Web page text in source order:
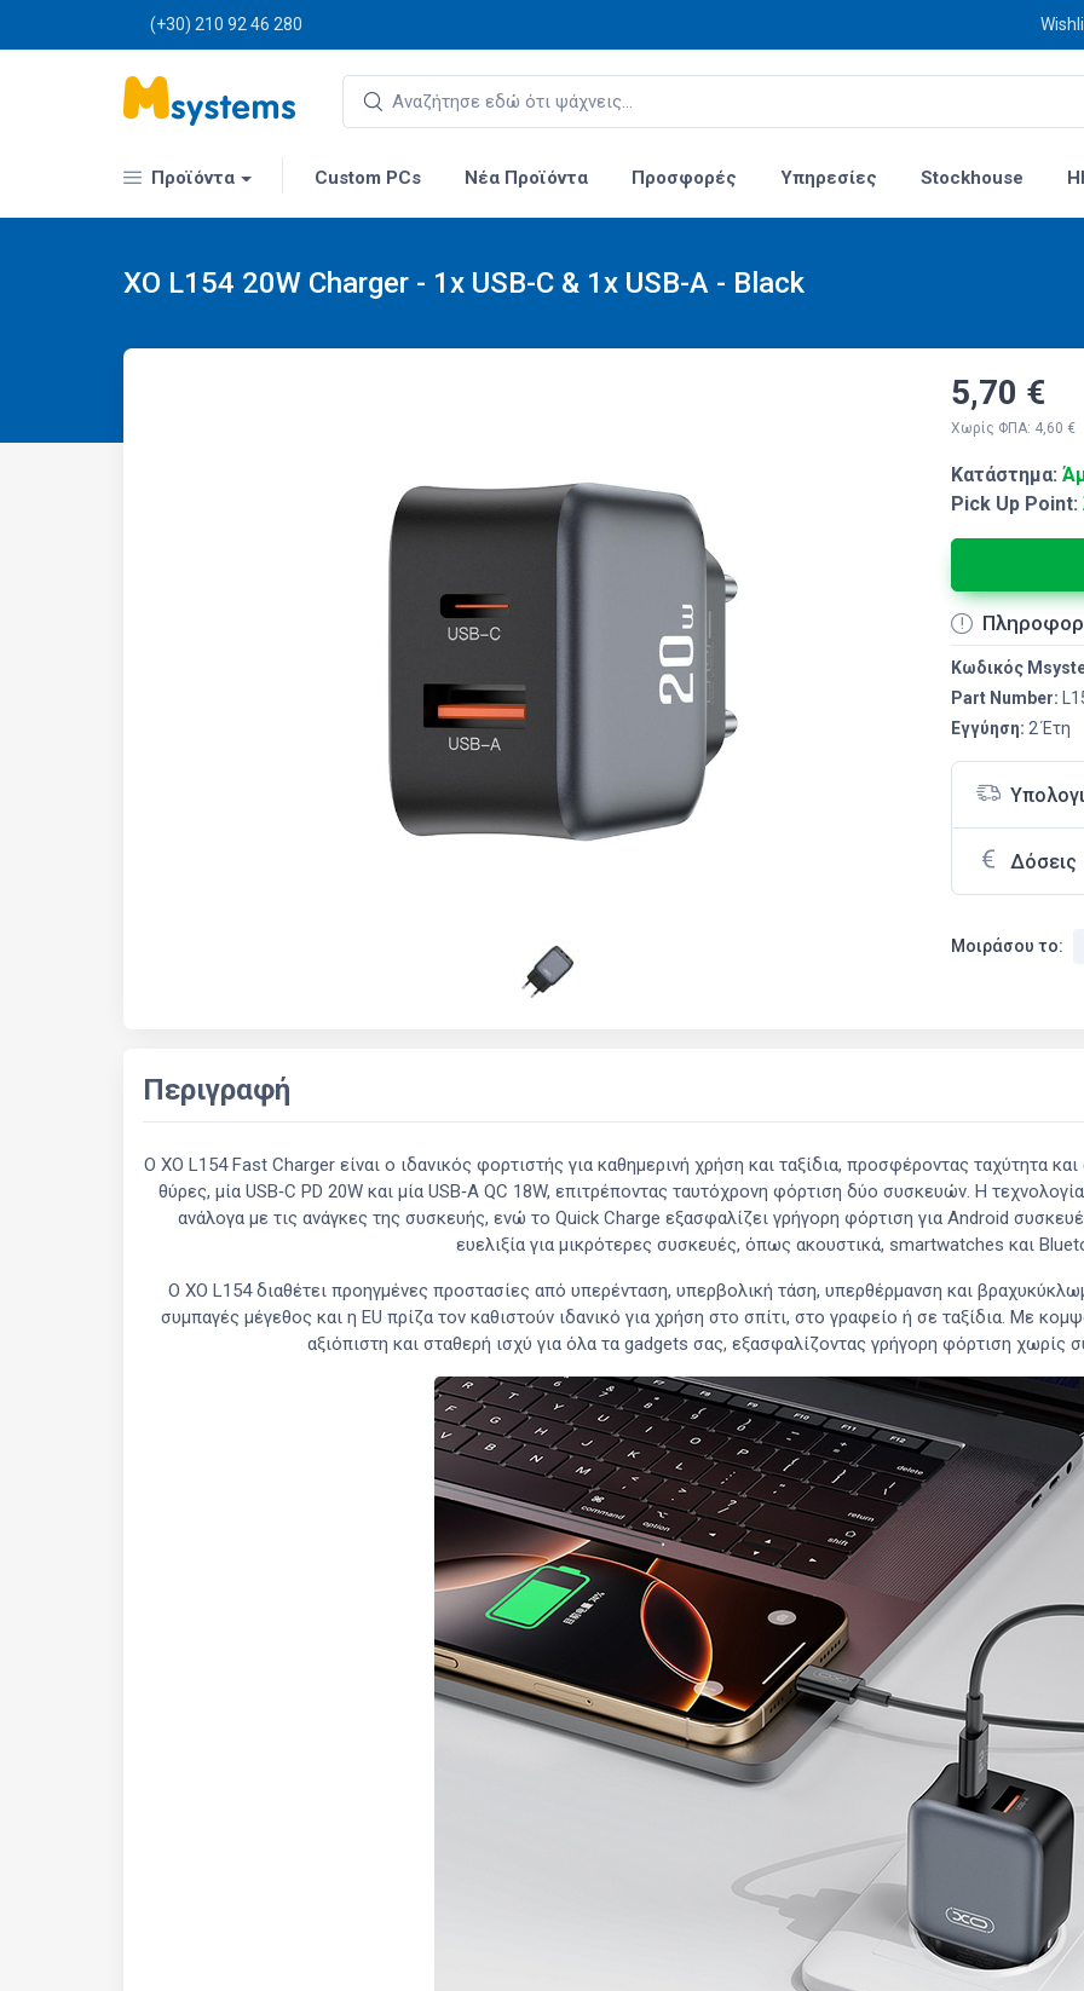
(+30) 210 92 46 280
Προϊόντα Custom PCs Νέα Προϊόντα Προσφορές Υπηρεσίες Stockhouse
XO L154 20W Charger - 1x USB-C & 1x USB-A - Black
5,70 €
Χωρίς ΦΠΑ: 4,60 €
Κατάστημα:
Pick Up Point:
Κωδικός
Part Number:
Εγγύηση: 2 Έτη
Δόσεις
Μοιράσου το:
Περιγραφή
Ο XO L154 Fast Charger είναι ο ιδανικός φορτιστής για καθημερινή χρήση και ταξίδια, προσφέροντας ταχύτητα
θύρες, μία USB‑C PD 20W και μία USB‑A QC 18W, επιτρέποντας ταυτόχρονη φόρτιση δύο συσκευών. Η
ανάλογα με τις ανάγκες της συσκευής, ενώ το Quick Charge εξασφαλίζει γρήγορη φόρτιση για Android
ευελιξία για μικρότερες συσκευές, όπως ακουστικά, smartwatches και
Ο XO L154 διαθέτει προηγμένες προστασίες από υπερένταση, υπερβολική τάση, υπερθέρμανση και
συμπαγές μέγεθος και η EU πρίζα τον καθιστούν ιδανικό για χρήση στο σπίτι, στο γραφείο ή σε ταξίδια. Με
αξιόπιστη και σταθερή ισχύ για όλα τα gadgets σας, εξασφαλίζοντας γρήγορη φόρτιση χωρίς